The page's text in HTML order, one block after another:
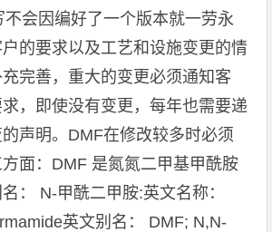
不会因编好了一个版本就一劳永
的要求以及工艺和设施变更的情
完善，重大的变更必须通知客
，即使没有变更，每年也需要递
声明。DMF在修改较多时必须
面：DMF 是氮氮二甲基甲酰胺
： N-甲酰二甲胺:英文名称：
英文别名： DMF; N,N-